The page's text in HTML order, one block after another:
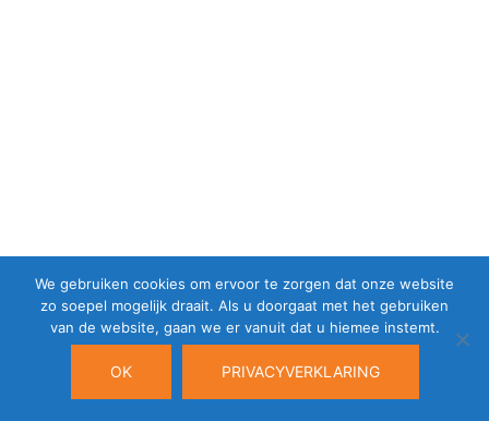
We gebruiken cookies om ervoor te zorgen dat onze website
zo soepel mogelijk draait. Als u doorgaat met het gebruiken
van de website, gaan we er vanuit dat u hiemee instemt.
OK PRIVACYVERKLARING